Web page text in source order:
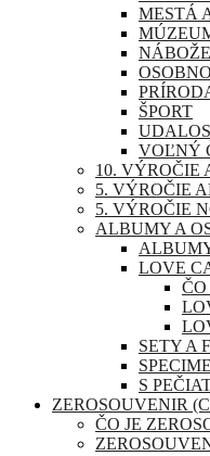
MESTÁ
ŠPORT
VOĽNÝ
10. VÝROČIE
5. VÝROČIE
5. VÝROČIE
ALBUMY A
LOVE
SETY A
S
ZEROSOUVENIR
ČO JE